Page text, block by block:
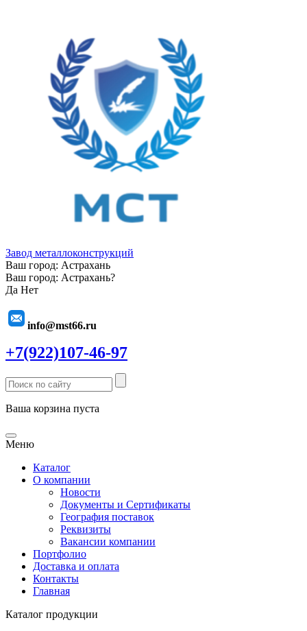
Завод металлоконструкций
Ваш город: Астрахань
Ваш город: Астрахань?
Да Нет
info@mst66.ru
+7(922)107-46-97
Ваша корзина пуста
Меню
Каталог
О компании
Новости
Документы и Сертификаты
География поставок
Реквизиты
Вакансии компании
Портфолио
Доставка и оплата
Контакты
Главная
Каталог продукции